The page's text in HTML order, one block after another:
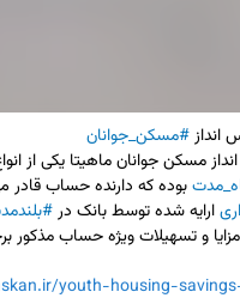
#مسکن_جوانان
بوده که دارنده حساب قادر
ارایه شده توسط بانک در
youth-housing-